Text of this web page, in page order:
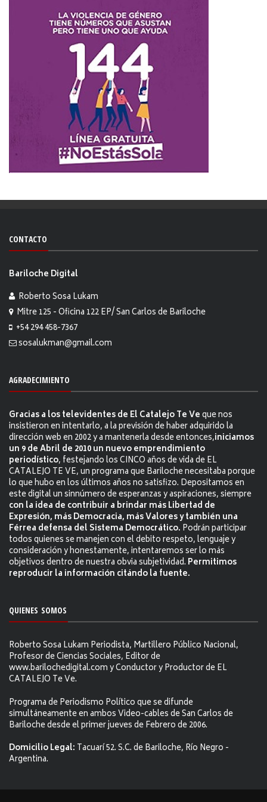
CONTACTO
Bariloche Digital
Roberto Sosa Lukam
Mitre 125 - Oficina 122 EP/ San Carlos de Bariloche
+54 294 458-7367
sosalukman@gmail.com
AGRADECIMIENTO
Gracias a los televidentes de El Catalejo Te Veque nos
insistieron en intentarlo, a la previsión de haber adquirido la
dirección web en 2002 y a mantenerla desde entonces,iniciamos
un 9 de Abril de 2010 un nuevo emprendimiento
periodístico, festejando los CINCO años de vida de EL
CATALEJO TE VE, un programa que Bariloche necesitaba porque
lo que hubo en los últimos años no satisfizo. Depositamos en
este digital un sinnúmero de esperanzas y aspiraciones, siempre
con la idea de contribuir a brindar más Libertad de
Expresión, más Democracia, más Valores y también una
Férrea defensa del Sistema Democrático. Podrán participar
todos quienes se manejen con el debito respeto, lenguaje y
consideración y honestamente, intentaremos ser lo más
objetivos dentro de nuestra obvia subjetividad. Permitimos
reproducir la información citándo la fuente.
QUIENES SOMOS
Roberto Sosa Lukam Periodista, Martillero Público Nacional,
Profesor de Ciencias Sociales, Editor de
www.barilochedigital.com y Conductor y Productor de EL
CATALEJO Te Ve.
Programa de Periodismo Político que se difunde
simultáneamente en ambos Video-cables de San Carlos de
Bariloche desde el primer jueves de Febrero de 2006.
Domicilio Legal: Tacuarí 52. S.C. de Bariloche, Río Negro -
Argentina.